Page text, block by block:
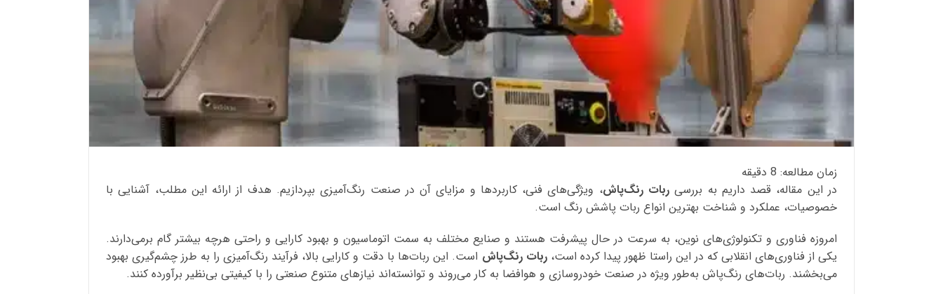
زمان مطالعه: 8 دقیقه
در این مقاله، قصد داریم به بررسی ربات رنگ‌پاش، ویژگی‌های فنی، کاربردها و مزایای آن در صنعت رنگ‌آمیزی بپردازیم. هدف از ارائه این مطلب، آشنایی با
خصوصیات، عملکرد و شناخت بهترین انواع ربات پاشش رنگ است.
امروزه فناوری و تکنولوژی‌های نوین، به ‌سرعت در حال پیشرفت هستند و صنایع مختلف به سمت اتوماسیون و بهبود کارایی و راحتی هرچه بیشتر گام برمی‌دارند.
یکی از فناوری‌های انقلابی که در این راستا ظهور پیدا کرده است،ربات رنگ‌پاش است. این ربات‌ها با دقت و کارایی بالا، فرآیند رنگ‌آمیزی را به‌ طرز چشم‌گیری بهبود
می‌بخشند. ربات‌های رنگ‌پاش به‌طور ویژه در صنعت خودروسازی و هوافضا به ‌کار می‌روند و توانسته‌اند نیازهای متنوع صنعتی را با کیفیتی بی‌نظیر برآورده کنند.